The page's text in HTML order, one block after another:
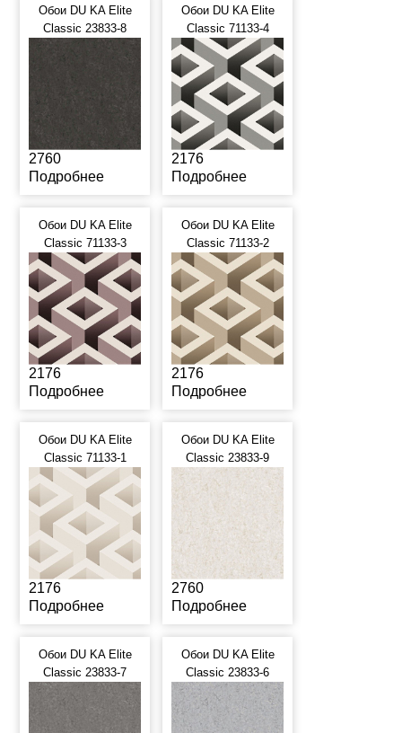
Обои DU KA Elite
Classic 23833-8
2760
Подробнее
Обои DU KA Elite
Classic 71133-4
2176
Подробнее
Обои DU KA Elite
Classic 71133-3
2176
Подробнее
Обои DU KA Elite
Classic 71133-2
2176
Подробнее
Обои DU KA Elite
Classic 71133-1
2176
Подробнее
Обои DU KA Elite
Classic 23833-9
2760
Подробнее
Обои DU KA Elite
Classic 23833-7
Обои DU KA Elite
Classic 23833-6